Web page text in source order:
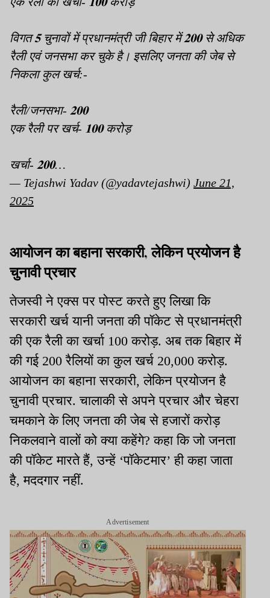
विगत 𝟓 चुनावों में प्रधानमंत्री जी बिहार में 𝟐𝟎𝟎 से अधिक
रैली एवं जनसभा कर चुके है। इसलिए जनता की जेब से
निकला कुल खर्च:-
रैली/जनसभा- 𝟐𝟎𝟎
एक रैली पर खर्च- 𝟏𝟎𝟎 करोड़
खर्चा- 𝟐𝟎𝟎…
— Tejashwi Yadav (@yadavtejashwi) June 21,
2025
आयोजन का बहाना सरकारी, लेकिन प्रयोजन है
चुनावी प्रचार
तेजस्वी ने एक्स पर पोस्ट करते हुए लिखा कि
सरकारी खर्च यानी जनता की पॉकेट से प्रधानमंत्री
की एक रैली का खर्चा 100 करोड़. अब तक बिहार में
की गई 200 रैलियों का कुल खर्च 20,000 करोड़.
आयोजन का बहाना सरकारी, लेकिन प्रयोजन है
चुनावी प्रचार. चालाकी से अपने प्रचार और चेहरा
चमकाने के लिए जनता की जेब से हजारों करोड़
निकलवाने वालों को क्या कहेंगे? कहा कि जो जनता
की पॉकेट मारते हैं, उन्हें ‘पॉकेटमार’ ही कहा जाता
है, मददगार नहीं.
Advertisement